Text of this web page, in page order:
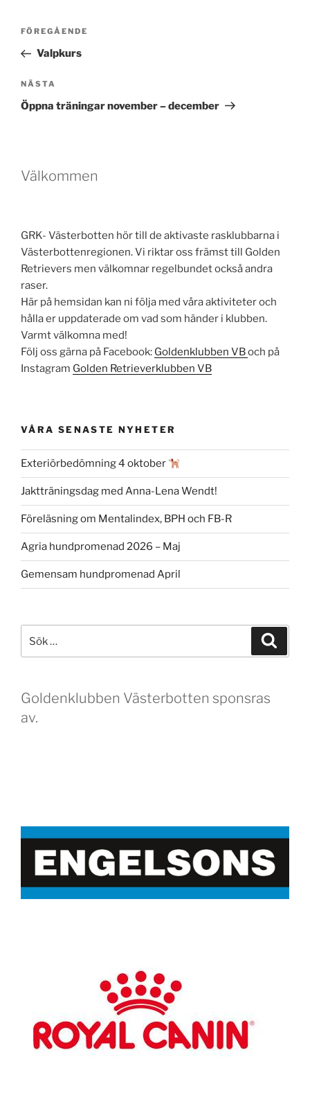
Inläggsnavigering
Föregående
inlägg
FÖREGÅENDE
Valpkurs
Nästa
inlägg
NÄSTA
Öppna träningar november – december
Välkommen
GRK- Västerbotten hör till de aktivaste rasklubbarna i
Västerbottenregionen. Vi riktar oss främst till Golden
Retrievers men välkomnar regelbundet också andra
raser.
Här på hemsidan kan ni följa med våra aktiviteter och
hålla er uppdaterade om vad som händer i klubben.
Varmt välkomna med!
Följ oss gärna på Facebook: Goldenklubben VBoch på
Instagram Golden Retrieverklubben VB
VÅRA SENASTE NYHETER
Exteriörbedömning 4 oktober
Jaktträningsdag med Anna-Lena Wendt!
Föreläsning om Mentalindex, BPH och FB-R
Agria hundpromenad 2026 – Maj
Gemensam hundpromenad April
efter:
Goldenklubben Västerbotten sponsras
av.